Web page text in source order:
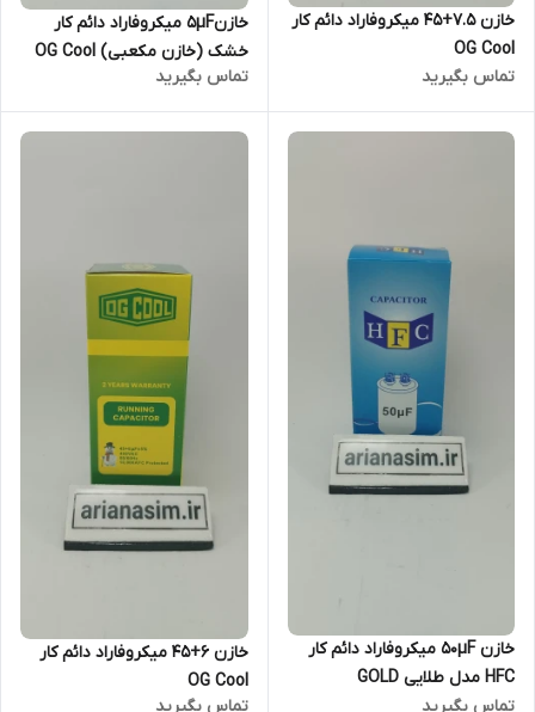
خازن 7.5+45 میکروفاراد دائم کار
OG Cool
تماس بگیرید
خازن۵µF میکروفاراد دائم کار
خشک (خازن مکعبی) OG Cool
سری CBB61
تماس بگیرید
خازن 50µF میکروفاراد دائم کار
HFC مدل طلایی GOLD
تماس بگیرید
خازن 6+45 میکروفاراد دائم کار
OG Cool
تماس بگیرید